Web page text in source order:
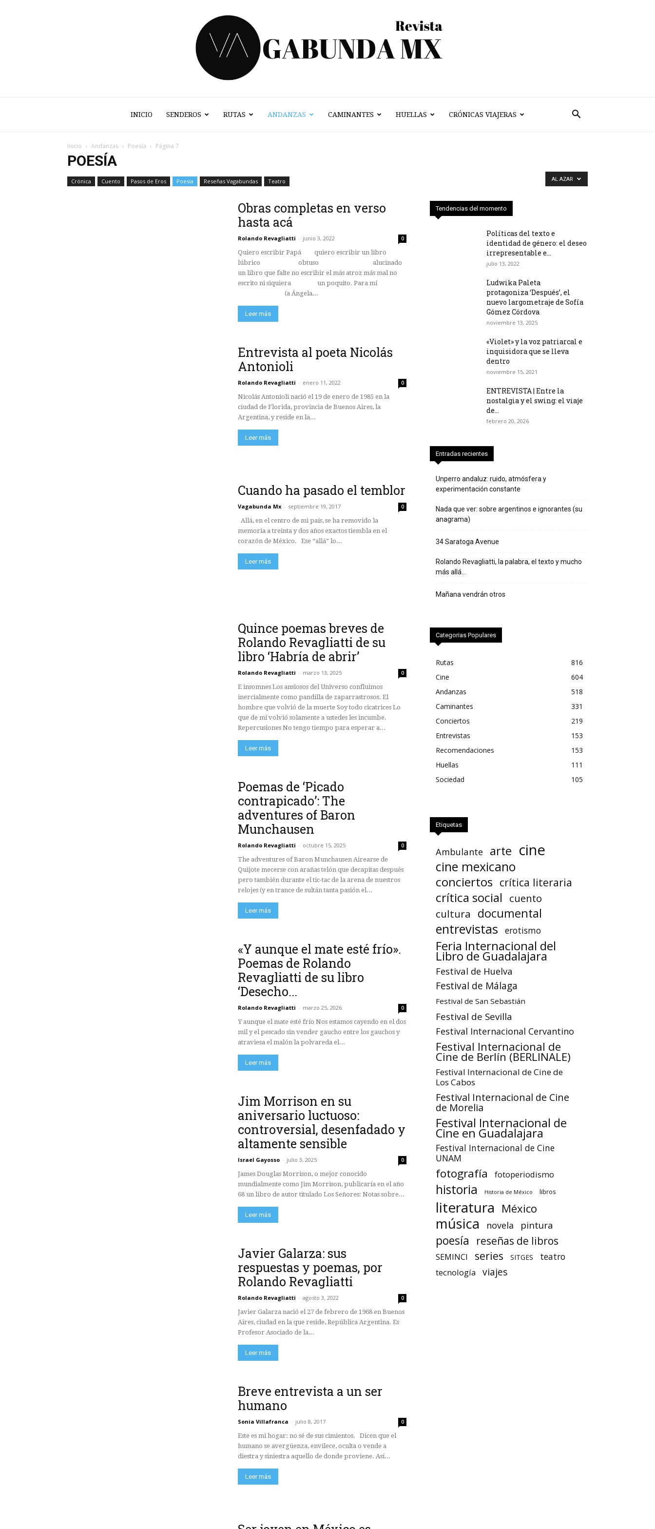
Vagabunda
INICIO SENDEROS RUTAS ANDANZAS CAMINANTES HUELLAS CRÓNICAS VIAJERAS
Inicio Andanzas Poesía Página 7
POESÍA
Crónica Cuento Pasos de Eros Poesía Reseñas Vagabundas Teatro AL AZAR
Obras completas en verso
hasta acá
Rolando Revagliatti - junio 3, 2022 0
Quiero escribir Papá quiero escribir un libro
lúbrico obtuso alucinado
un libro que falte no escribir el más atroz más mal no
escrito ni siquiera un poquito. Para mí
(a Ángela...
Leer más
Entrevista al poeta Nicolás
Antonioli
Rolando Revagliatti - enero 11, 2022 0
Nicolás Antonioli nació el 19 de enero de 1985 en la
ciudad de Florida, provincia de Buenos Aires, la
Argentina, y reside en la...
Leer más
Cuando ha pasado el temblor
Vagabunda Mx - septiembre 19, 2017 0
Allá, en el centro de mi país, se ha removido la
memoria a treinta y dos años exactos tiembla en el
corazón de México. Ese “allá” lo...
Leer más
Quince poemas breves de
Rolando Revagliatti de su
libro ‘Habría de abrir’
Rolando Revagliatti - marzo 13, 2025 0
E insomnes Los ansiosos del Universo confluimos
inercialmente como pandilla de zaparrastrosos. El
hombre que volvió de la muerte Soy todo cicatrices Lo
que de mí volvió solamente a ustedes les incumbe.
Repercusiones No tengo tiempo para esperar a...
Leer más
Poemas de ‘Picado
contrapicado’: The
adventures of Baron
Munchausen
Rolando Revagliatti - octubre 15, 2025 0
The adventures of Baron Munchausen Airearse de
Quijote mecerse con arañas telón que decapitas después
pero también durante el tic-tac de la arena de nuestros
relojes (y en trance de sultán tanta pasión el...
Leer más
«Y aunque el mate esté frío».
Poemas de Rolando
Revagliatti de su libro
‘Desecho...
Rolando Revagliatti - marzo 25, 2026 0
Y aunque el mate esté frío Nos estamos cayendo en el dos
mil y el pescado sin vender gaucho entre los gauchos y
atraviesa el malón la polvareda el...
Leer más
Jim Morrison en su
aniversario luctuoso:
controversial, desenfadado y
altamente sensible
Israel Gayosso - julio 3, 2025 0
James Douglas Morrison, o mejor conocido
mundialmente como Jim Morrison, publicaría en el año
68 un libro de autor titulado Los Señores: Notas sobre...
Leer más
Javier Galarza: sus
respuestas y poemas, por
Rolando Revagliatti
Rolando Revagliatti - agosto 3, 2022 0
Javier Galarza nació el 27 de febrero de 1968 en Buenos
Aires, ciudad en la que reside, República Argentina. Es
Profesor Asociado de la...
Leer más
Breve entrevista a un ser
humano
Sonia Villafranca - julio 8, 2017 0
Este es mi hogar: no sé de sus cimientos. Dicen que el
humano se avergüenza, envilece, oculta o vende a
diestra y siniestra aquello de donde proviene. Así...
Leer más
Tendencias del momento
Políticas del texto e
identidad de género: el deseo
irrepresentable e...
julio 13, 2022
Ludwika Paleta
protagoniza ‘Después’, el
nuevo largometraje de Sofía
Gómez Córdova
noviembre 13, 2025
«Violet» y la voz patriarcal e
inquisidora que se lleva
dentro
noviembre 15, 2021
ENTREVISTA | Entre la
nostalgia y el swing: el viaje
de...
febrero 20, 2026
Entradas recientes
Unperro andaluz: ruido, atmósfera y
experimentación constante
Nada que ver: sobre argentinos e ignorantes (su
anagrama)
34 Saratoga Avenue
Rolando Revagliatti, la palabra, el texto y mucho
más allá…
Mañana vendrán otros
Categorias Populares
Rutas
816
Cine
604
Andanzas
518
Caminantes
331
Conciertos
219
Entrevistas
153
Recomendaciones
153
Huellas
111
Sociedad
105
Etiquetas
Ambulante arte cine
cine mexicano
conciertos crítica literaria
crítica social
cuento
cultura
documental
entrevistas erotismo
Feria Internacional del
Libro de Guadalajara
Festival de Huelva
Festival de Málaga
Festival de San Sebastián
Festival de Sevilla
Festival Internacional Cervantino
Festival Internacional de
Cine de Berlín (BERLINALE)
Festival Internacional de Cine de
Los Cabos
Festival Internacional de Cine
de Morelia
Festival Internacional de
Cine en Guadalajara
Festival Internacional de Cine
UNAM
fotografía fotoperiodismo
historia Historia de México libros
literatura México
música novela pintura
poesía reseñas de libros
SEMINCI series SITGES teatro
tecnología viajes